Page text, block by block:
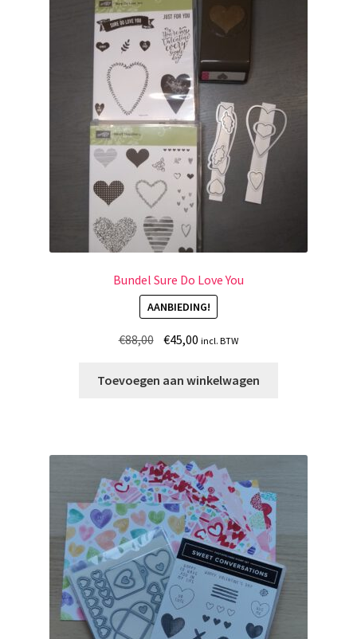
Bundel Sure Do Love You
AANBIEDING!
€88,00 Oorspronkelijke
was:
€45,00 Huidige
is:
incl. BTW
Toevoegen aan winkelwagen